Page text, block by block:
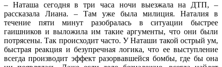
– Наташа сегодня в три часа ночи выезжала на ДТП, –
рассказала Лиана. – Там уже была милиция. Наталия в
течение пяти минут разобралась в ситуации быстрее
гаишников и выложила им такие аргументы, что они были
потрясены. Так происходит часто. У Наташи такой острый ум,
быстрая реакция и безупречная логика, что ее выступление
всегда производит эффект разорвавшейся бомбы, где бы она